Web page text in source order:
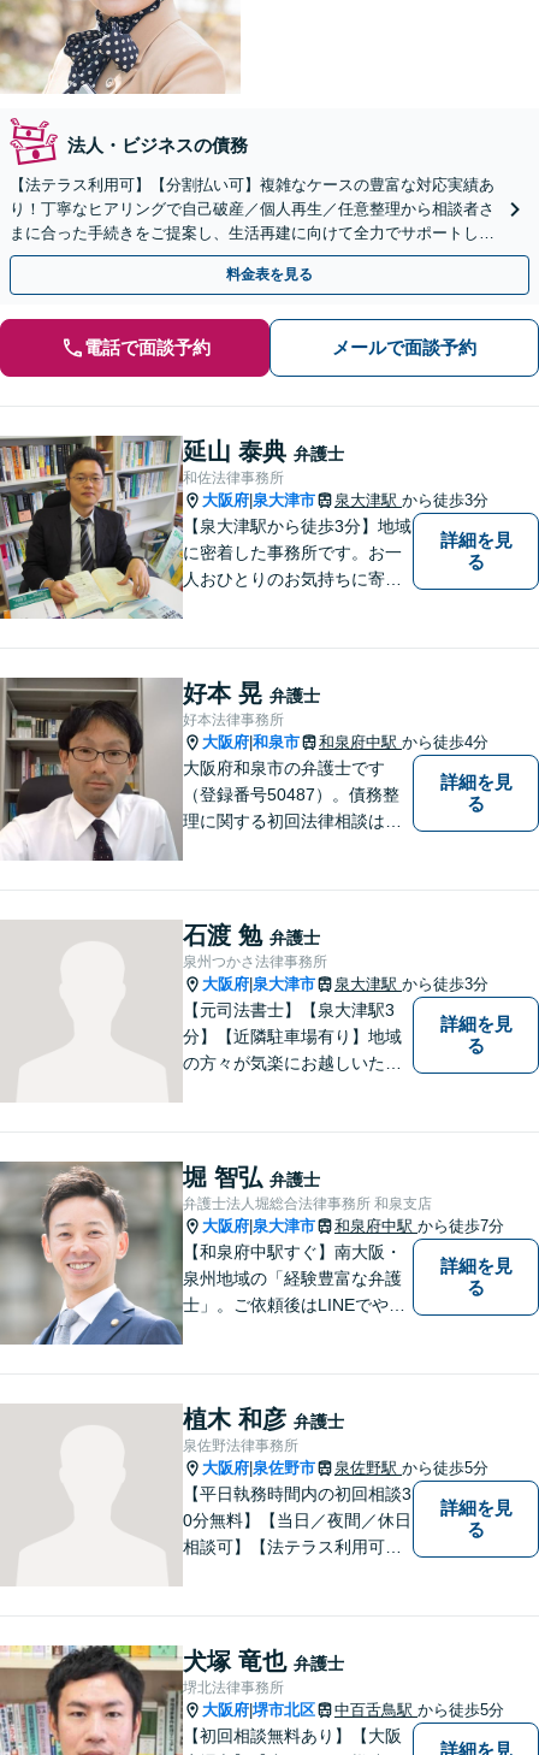
法人・ビジネスの債務
【法テラス利用可】【分割払い可】複雑なケースの豊富な対応実績あ
り！丁寧なヒアリングで自己破産／個人再生／任意整理から相談者さ
まに合った手続きをご提案し、生活再建に向けて全力でサポートしま
す【完全個室】
料金表を見る
電話で面談予約 メールで面談予約
延山 泰典 弁護士
和佐法律事務所
大阪府 泉大津市 泉大津駅 から徒歩3分
【泉大津駅から徒歩3分】地域
に密着した事務所です。お一
人おひとりのお気持ちに寄り
詳細を見
る
好本 晃 弁護士
好本法律事務所
大阪府 和泉市 和泉府中駅 から徒歩4分
大阪府和泉市の弁護士です
（登録番号50487）。債務整
理に関する初回法律相談は無
詳細を見
る
石渡 勉 弁護士
泉州つかさ法律事務所
大阪府 泉大津市 泉大津駅 から徒歩3分
【元司法書士】【泉大津駅3
分】【近隣駐車場有り】地域
の方々が気楽にお越しいただ
かどうかも含めて、まずはお
気軽にご相談ください。
詳細を見
る
堀 智弘 弁護士
弁護士法人堀総合法律事務所 和泉支店
大阪府 泉大津市 和泉府中駅 から徒歩7分
【和泉府中駅すぐ】南大阪・
泉州地域の「経験豊富な弁護
士」。ご依頼後はLINEでやり
制。グループ会社に税理士法
人・社労士事務所・不動産会
社があり問題を丸ごと解決！
詳細を見
る
植木 和彦 弁護士
泉佐野法律事務所
大阪府 泉佐野市 泉佐野駅 から徒歩5分
【平日執務時間内の初回相談3
0分無料】【当日／夜間／休日
相談可】【法テラス利用可】
詳細を見
る
犬塚 竜也 弁護士
堺北法律事務所
大阪府 堺市北区 中百舌鳥駅 から徒歩5分
【初回相談無料あり】【大阪
詳細を見